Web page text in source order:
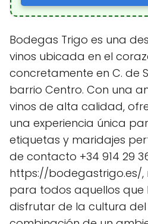
Bodegas Trigo es una
vinos ubicada en el
concretamente en C. de
barrio Centro. Con una
vinos de alta calidad,
una experiencia única
etiquetas y maridajes
de contacto +34 914 29
https://bodegastrigo.es/,
para todos aquellos que
disfrutar de la cultura del